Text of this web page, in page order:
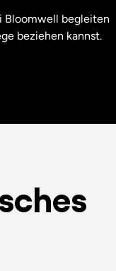
Bloomwell begleiten
beziehen kannst.